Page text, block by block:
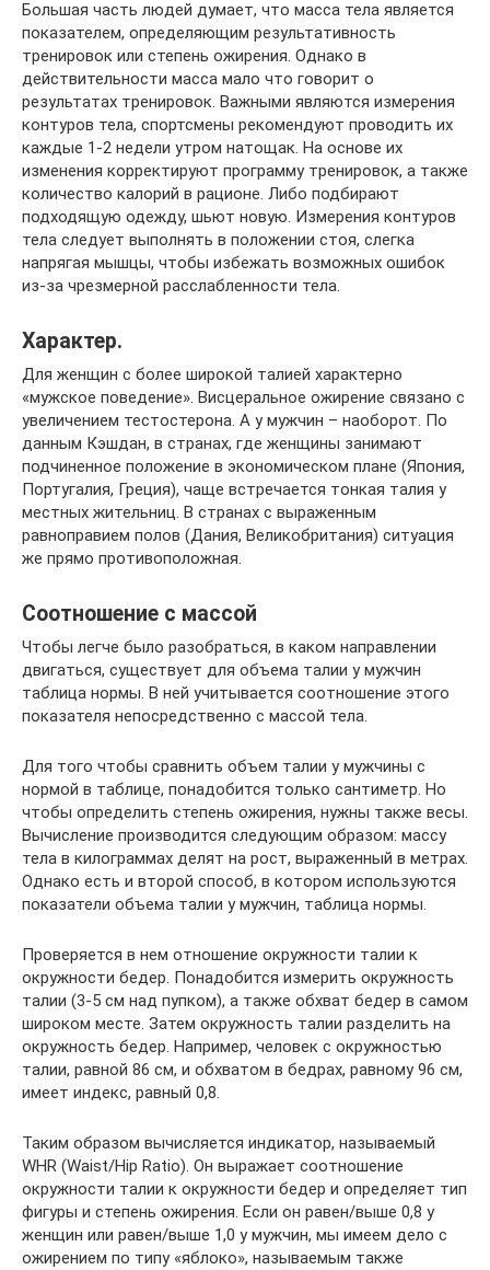
Большая часть людей думает, что масса тела является
показателем, определяющим результативность
тренировок или степень ожирения. Однако в
действительности масса мало что говорит о
результатах тренировок. Важными являются измерения
контуров тела, спортсмены рекомендуют проводить их
каждые 1-2 недели утром натощак. На основе их
изменения корректируют программу тренировок, а также
количество калорий в рационе. Либо подбирают
подходящую одежду, шьют новую. Измерения контуров
тела следует выполнять в положении стоя, слегка
напрягая мышцы, чтобы избежать возможных ошибок
из-за чрезмерной расслабленности тела.
Характер.
Для женщин с более широкой талией характерно
«мужское поведение». Висцеральное ожирение связано с
увеличением тестостерона. А у мужчин – наоборот. По
данным Кэшдан, в странах, где женщины занимают
подчиненное положение в экономическом плане (Япония,
Португалия, Греция), чаще встречается тонкая талия у
местных жительниц. В странах с выраженным
равноправием полов (Дания, Великобритания) ситуация
же прямо противоположная.
Соотношение с массой
Чтобы легче было разобраться, в каком направлении
двигаться, существует для объема талии у мужчин
таблица нормы. В ней учитывается соотношение этого
показателя непосредственно с массой тела.
Для того чтобы сравнить объем талии у мужчины с
нормой в таблице, понадобится только сантиметр. Но
чтобы определить степень ожирения, нужны также весы.
Вычисление производится следующим образом: массу
тела в килограммах делят на рост, выраженный в метрах.
Однако есть и второй способ, в котором используются
показатели объема талии у мужчин, таблица нормы.
Проверяется в нем отношение окружности талии к
окружности бедер. Понадобится измерить окружность
талии (3-5 см над пупком), а также обхват бедер в самом
широком месте. Затем окружность талии разделить на
окружность бедер. Например, человек с окружностью
талии, равной 86 см, и обхватом в бедрах, равному 96 см,
имеет индекс, равный 0,8.
Таким образом вычисляется индикатор, называемый
WHR (Waist/Hip Ratio). Он выражает соотношение
окружности талии к окружности бедер и определяет тип
фигуры и степень ожирения. Если он равен/выше 0,8 у
женщин или равен/выше 1,0 у мужчин, мы имеем дело с
ожирением по типу «яблоко», называемым также